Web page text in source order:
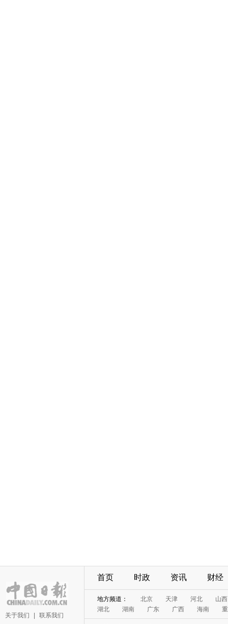
关于我们 联系我们
首页 时政 资讯 财经
地方频道： 北京 天津 河北
山西
湖北
湖南 广东 广西 海南